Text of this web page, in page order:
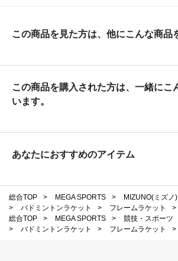
この商品を見た方は、他にこんな商品
この商品を購入された方は、一緒にこ
います。
あなたにおすすめのアイテム
総合TOP > MEGA SPORTS > MIZUNO(ミズノ)
>
バドミントンラケット > フレームラケット >
総合TOP
> MEGA SPORTS > 競技・スポーツ
>
バドミントンラケット > フレームラケット >